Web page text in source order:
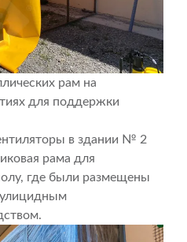
рам на
для поддержки
в здании № 2
рама для
где были размещены